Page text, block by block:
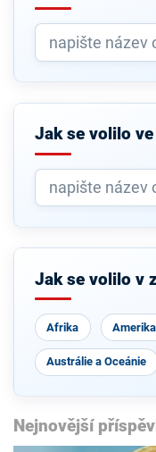
Jak se volilo
Jak se volilo v
Afrika Amerika
Austrálie a Oceánie
Nejnovější